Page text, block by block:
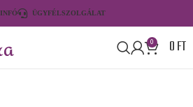
INFÓ ÜGYFÉLSZOLGÁLAT
0 0FT